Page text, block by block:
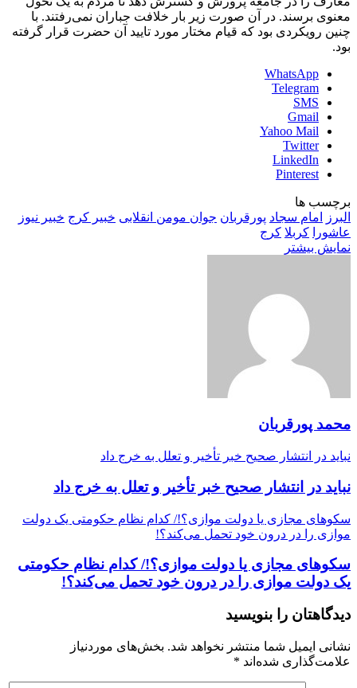
معنوی برسند. در آن صورت زیر بار خلافت جباران نمی‌رفتند. با
چنین رویکردی بود که قیام مختار مورد تایید آن حضرت قرار گرفته
بود.
WhatsApp
Telegram
SMS
Gmail
Yahoo Mail
Twitter
LinkedIn
Pinterest
برچسب ها
البرز
امام سجاد پورقربان جوان مومن انقلابی خبیر کرج خبیر نیوز
عاشورا
کربلا کرج
نمایش بیشتر
محمد پورقربان
نباید در انتشار صحیح خبر تأخیر و تعلل به خرج داد
نباید در انتشار صحیح خبر تأخیر و تعلل به خرج داد
سکوهای مجازی یا دولت موازی؟!/ کدام نظام حکومتی یک دولت
موازی را در درون خود تحمل می‌کند؟!
سکوهای مجازی یا دولت موازی؟!/ کدام نظام حکومتی
یک دولت موازی را در درون خود تحمل می‌کند؟!
دیدگاهتان را بنویسید
نشانی ایمیل شما منتشر نخواهد شد. بخش‌های موردنیاز
علامت‌گذاری شده‌اند *